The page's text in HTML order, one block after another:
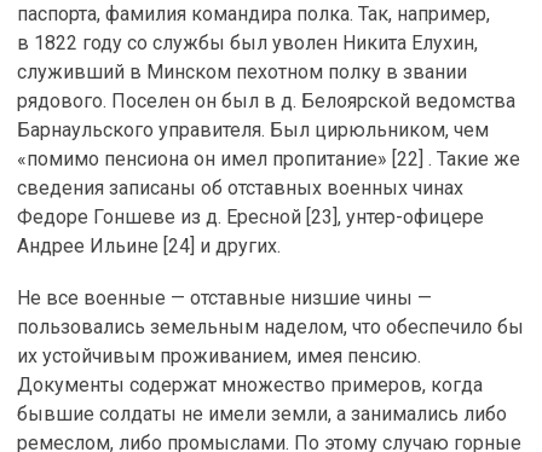
паспорта, фамилия командира полка. Так, например,
в 1822 году со службы был уволен Никита Елухин,
служивший в Минском пехотном полку в звании
рядового. Поселен он был в д. Белоярской ведомства
Барнаульского управителя. Был цирюльником, чем
«помимо пенсиона он имел пропитание» [22] . Такие же
сведения записаны об отставных военных чинах
Федоре Гоншеве из д. Ересной [23], унтер-офицере
Андрее Ильине [24] и других.
Не все военные — отставные низшие чины —
пользовались земельным наделом, что обеспечило бы
их устойчивым проживанием, имея пенсию.
Документы содержат множество примеров, когда
бывшие солдаты не имели земли, а занимались либо
ремеслом, либо промыслами. По этому случаю горные